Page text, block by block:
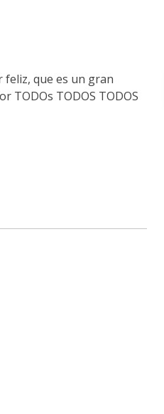
feliz, que es un gran
TODOs TODOS TODOS